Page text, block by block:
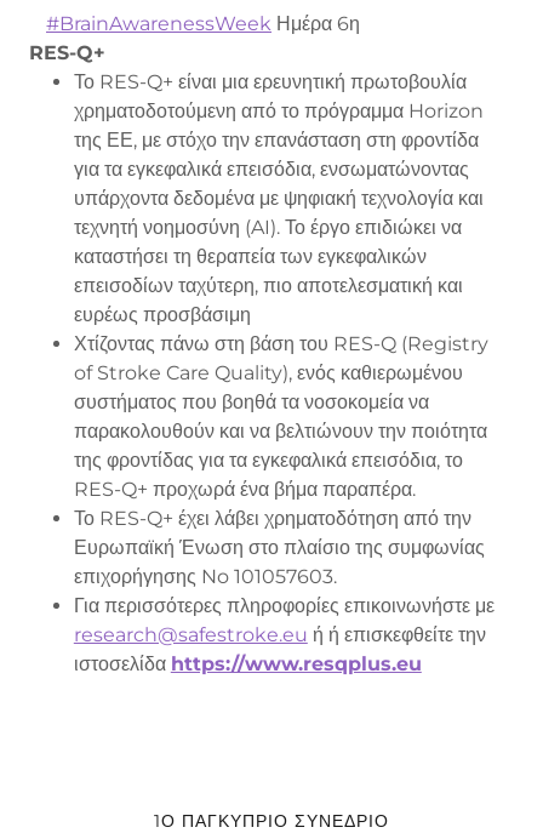
#BrainAwarenessWeek Ημέρα 6η
RES-Q+
Το RES-Q+ είναι μια ερευνητική πρωτοβουλία
χρηματοδοτούμενη από το πρόγραμμα Horizon
της ΕΕ, με στόχο την επανάσταση στη φροντίδα
για τα εγκεφαλικά επεισόδια, ενσωματώνοντας
υπάρχοντα δεδομένα με ψηφιακή τεχνολογία και
τεχνητή νοημοσύνη (AI). Το έργο επιδιώκει να
καταστήσει τη θεραπεία των εγκεφαλικών
επεισοδίων ταχύτερη, πιο αποτελεσματική και
ευρέως προσβάσιμη
Χτίζοντας πάνω στη βάση του RES-Q (Registry
of Stroke Care Quality), ενός καθιερωμένου
συστήματος που βοηθά τα νοσοκομεία να
παρακολουθούν και να βελτιώνουν την ποιότητα
της φροντίδας για τα εγκεφαλικά επεισόδια, το
RES-Q+ προχωρά ένα βήμα παραπέρα.
Το RES-Q+ έχει λάβει χρηματοδότηση από την
Ευρωπαϊκή Ένωση στο πλαίσιο της συμφωνίας
επιχορήγησης No 101057603.
Για περισσότερες πληροφορίες επικοινωνήστε με
research@safestroke.eu ή ή επισκεφθείτε την
ιστοσελίδα https://www.resqplus.eu
1Ο ΠΑΓΚΥΠΡΙΟ ΣΥΝΕΔΡΙΟ